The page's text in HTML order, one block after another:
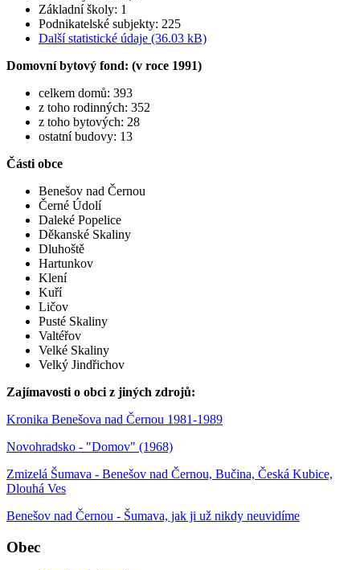
Základní školy: 1
Podnikatelské subjekty: 225
Další statistické údaje (36.03 kB)
Domovní bytový fond: (v roce 1991)
celkem domů: 393
z toho rodinných: 352
z toho bytových: 28
ostatní budovy: 13
Části obce
Benešov nad Černou
Černé Údolí
Daleké Popelice
Děkanské Skaliny
Dluhoště
Hartunkov
Klení
Kuří
Ličov
Pusté Skaliny
Valtéřov
Velké Skaliny
Velký Jindřichov
Zajímavosti o obci z jiných zdrojů:
Kronika Benešova nad Černou 1981-1989
Novohradsko - "Domov" (1968)
Zmizelá Šumava - Benešov nad Černou, Bučina, Česká Kubice,
Dlouhá Ves
Benešov nad Černou - Šumava, jak ji už nikdy neuvidíme
Obec